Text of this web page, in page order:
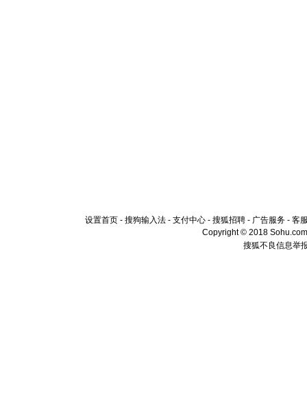
设置首页 - 搜狗输入法 - 支付中心 - 搜狐招聘 - 广告服务 - 客
Copyright © 2018
搜狐不良信息举